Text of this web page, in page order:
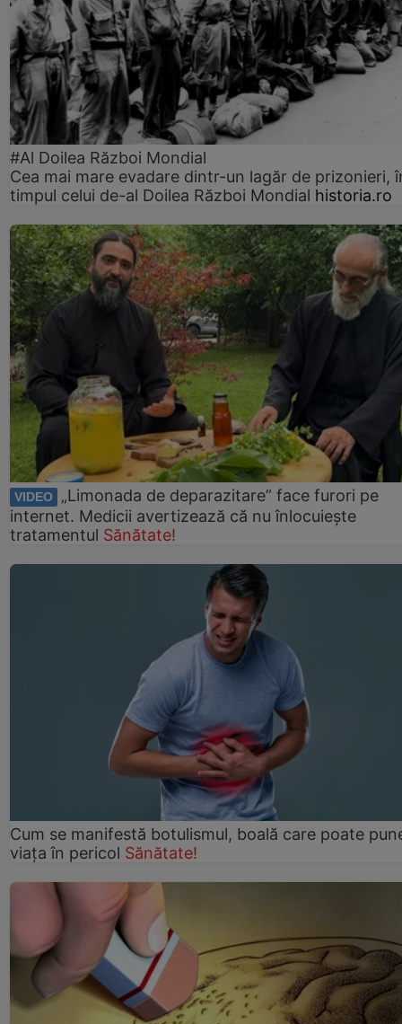
#Al Doilea Război Mondial
Cea mai mare evadare dintr-un lagăr de prizonieri,
timpul celui de-al Doilea Război Mondial historia.ro
VIDEO
„Limonada de deparazitare” face furori pe
internet. Medicii avertizează că nu înlocuiește
tratamentul Sănătate!
Cum se manifestă botulismul, boală care poate
viaţa în pericol Sănătate!